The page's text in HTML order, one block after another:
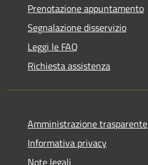
Prenotazione appuntamento
Segnalazione disservizio
Leggi le FAQ
Richiesta assistenza
Amministrazione trasparente
Informativa privacy
Note legali